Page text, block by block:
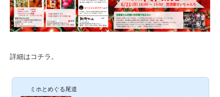
詳細はコチラ。
ミホとめぐる尾道